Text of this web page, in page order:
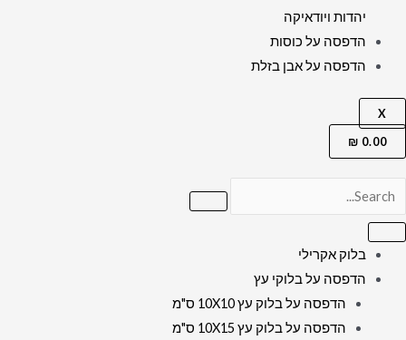
יהדות ויודאיקה
הדפסה על כוסות
הדפסה על אבן בזלת
X
0.00
₪
בלוק אקרילי
הדפסה על בלוקי עץ
הדפסה על בלוק עץ 10X10 ס"מ
הדפסה על בלוק עץ 10X15 ס"מ